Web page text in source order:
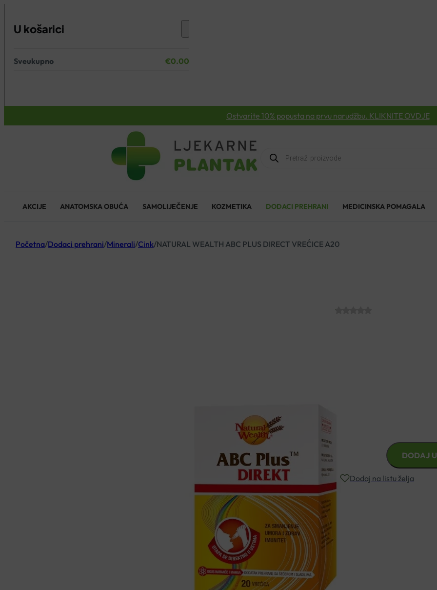
U košarici
Nema proizvoda u košarici.
Sveukupno €0.00
Ostvarite 10% popusta na prvu narudžbu. KLIKNITE OVDJE
Products
search
AKCIJE ANATOMSKA OBUĆA SAMOLIJEČENJE KOZMETIKA DODACI PREHRANI MEDICINSKA POMAGALA
Početna/Dodaci prehrani/Minerali/Cink/NATURAL WEALTH ABC PLUS DIRECT VREĆICE A20
ABC
PLUS
DODAJ
Dodaj na listu želja